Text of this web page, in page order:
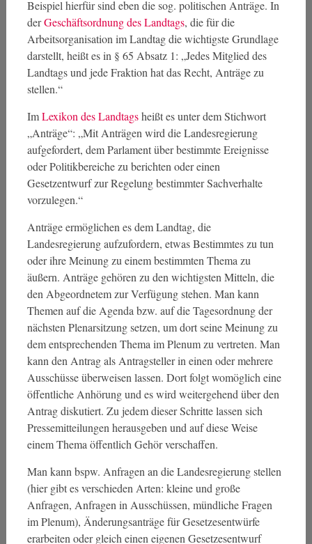
Beispiel hierfür sind eben die sog. politischen Anträge. In
derGeschäftsordnung des Landtags, die für die
Arbeitsorganisation im Landtag die wichtigste Grundlage
darstellt, heißt es in § 65 Absatz 1: „Jedes Mitglied des
Landtags und jede Fraktion hat das Recht, Anträge zu
stellen.“
ImLexikon des Landtagsheißt es unter dem Stichwort
„Anträge“: „Mit Anträgen wird die Landesregierung
aufgefordert, dem Parlament über bestimmte Ereignisse
oder Politikbereiche zu berichten oder einen
Gesetzentwurf zur Regelung bestimmter Sachverhalte
vorzulegen.“
Anträge ermöglichen es dem Landtag, die
Landesregierung aufzufordern, etwas Bestimmtes zu tun
oder ihre Meinung zu einem bestimmten Thema zu
äußern. Anträge gehören zu den wichtigsten Mitteln, die
den Abgeordnetem zur Verfügung stehen. Man kann
Themen auf die Agenda bzw. auf die Tagesordnung der
nächsten Plenarsitzung setzen, um dort seine Meinung zu
dem entsprechenden Thema im Plenum zu vertreten. Man
kann den Antrag als Antragsteller in einen oder mehrere
Ausschüsse überweisen lassen. Dort folgt womöglich eine
öffentliche Anhörung und es wird weitergehend über den
Antrag diskutiert. Zu jedem dieser Schritte lassen sich
Pressemitteilungen herausgeben und auf diese Weise
einem Thema öffentlich Gehör verschaffen.
Man kann bspw. Anfragen an die Landesregierung stellen
(hier gibt es verschieden Arten: kleine und große
Anfragen, Anfragen in Ausschüssen, mündliche Fragen
im Plenum), Änderungsanträge für Gesetzesentwürfe
erarbeiten oder gleich einen eigenen Gesetzesentwurf